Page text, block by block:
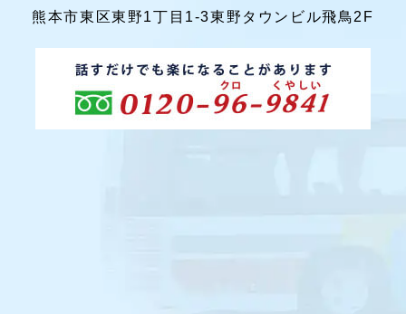
熊本市東区東野1丁目1-3東野タウンビル飛鳥2F